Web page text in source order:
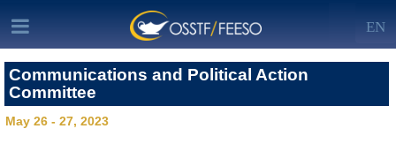
EN
Communications and Political Action
Committee
May 26 - 27, 2023